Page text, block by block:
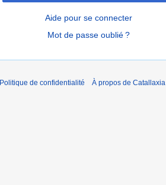
Aide pour se connecter
Mot de passe oublié ?
Politique de confidentialité À propos de Catallaxia